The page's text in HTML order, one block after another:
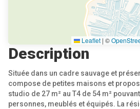
Leaflet | ©
Description
Située dans un cadre sauvage et
compose de petites maisons et
studio de 27 m² au T4 de 54 m²
personnes, meublés et équipés. La